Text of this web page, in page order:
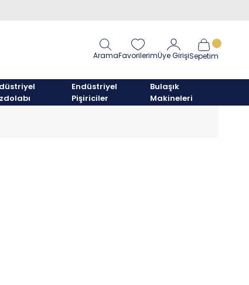
AramaFavorilerimÜye GirişiSepetim
Endüstriyel
Pişiriciler
Bulaşık
Makineleri